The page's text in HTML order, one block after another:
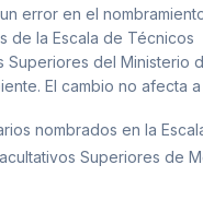
error en el
de la Escala de Técnicos
Superiores del Ministerio
El cambio no afecta a
nombrados en la
Superiores de